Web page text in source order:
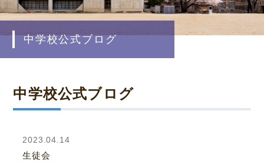
中学校公式ブログ
中学校公式ブログ
2023.04.14
生徒会